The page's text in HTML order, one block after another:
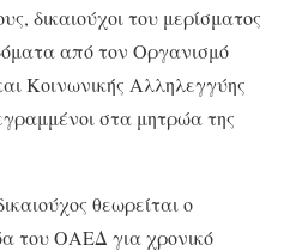
δικαιούχοι του μερίσματος
από τον Οργανισμό
Κοινωνικής Αλληλεγγύης
στα μητρώα της
θεωρείται ο
του ΟΑΕΔ για χρονικό